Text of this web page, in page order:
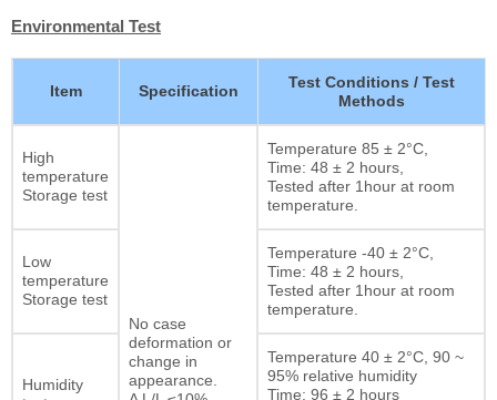
Environmental Test
Item Specification
Test Conditions / Test
Methods
High
temperature
Storage test
No case
deformation or
change in
appearance.
Temperature 85 ± 2°C,
Time: 48 ± 2 hours,
Tested after 1hour at room
temperature.
Low
temperature
Storage test
Temperature -40 ± 2°C,
Time: 48 ± 2 hours,
Tested after 1hour at room
temperature.
Humidity
Temperature 40 ± 2°C, 90 ~
95% relative humidity
Time: 96 ± 2 hours